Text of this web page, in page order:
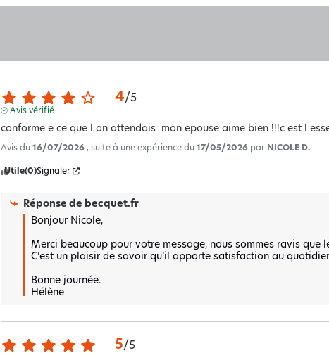
4/5
Avis vérifié
conforme e ce que l on attendais  mon epouse aime bien !!!c est l
Avis du16/07/2026 , suite à une expérience du17/05/2026 par NICOLE D.
Utile(0)Signaler
Réponse de becquet.fr
Bonjour Nicole,
Merci beaucoup pour votre message, nous sommes ravis
C’est un plaisir de savoir qu’il apporte satisfaction au
Bonne journée.
Hélène
5/5